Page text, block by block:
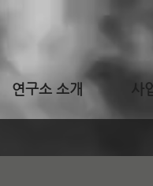
연구소 소개 사